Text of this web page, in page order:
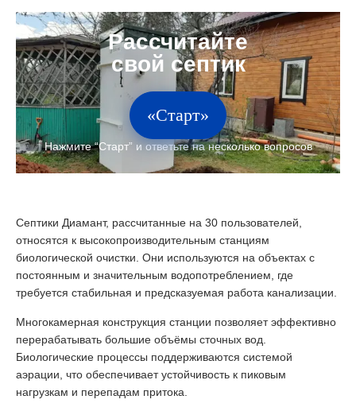
«Старт»
Септики Диамант, рассчитанные на 30 пользователей,
относятся к высокопроизводительным станциям
биологической очистки. Они используются на объектах с
постоянным и значительным водопотреблением, где
требуется стабильная и предсказуемая работа канализации.
Многокамерная конструкция станции позволяет эффективно
перерабатывать большие объёмы сточных вод.
Биологические процессы поддерживаются системой
аэрации, что обеспечивает устойчивость к пиковым
нагрузкам и перепадам притока.